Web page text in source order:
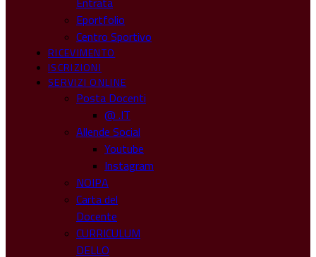
Eportfolio
Centro Sportivo
RICEVIMENTO
ISCRIZIONI
SERVIZI ONLINE
Posta Docenti
@ .IT
Allende Social
Youtube
Instagram
NOIPA
Carta del
Docente
CURRICULUM
DELLO